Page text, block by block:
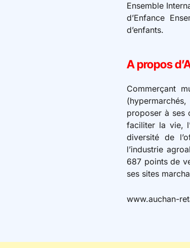
Ensemble
d’Enfance
d’enfants.
A propos
Commerçant
proposer à ses
faciliter la vie,
diversité de
l’industrie
687 points de
ses sites
www.auchan-